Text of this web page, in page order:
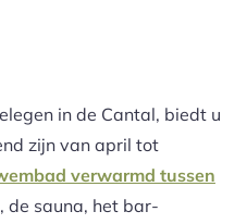
in de Cantal, biedt u
zijn van april tot
verwarmd tussen
de sauna, het bar-